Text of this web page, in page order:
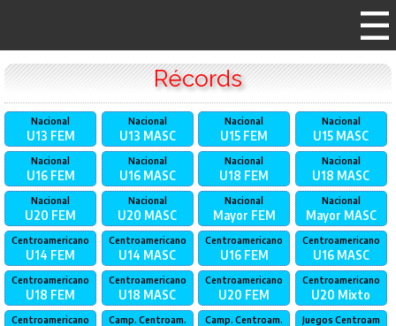
Récords
Nacional
U13 FEM
Nacional
U13 MASC
Nacional
U15 FEM
Nacional
U15 MASC
Nacional
U16 FEM
Nacional
U16 MASC
Nacional
U18 FEM
Nacional
U18 MASC
Nacional
U20 FEM
Nacional
U20 MASC
Nacional
Mayor FEM
Nacional
Mayor MASC
Centroamericano
U14 FEM
Centroamericano
U14 MASC
Centroamericano
U16 FEM
Centroamericano
U16 MASC
Centroamericano
U18 FEM
Centroamericano
U18 MASC
Centroamericano
U20 FEM
Centroamericano
U20 Mixto
Centroamericano Camp. Centroam. Camp. Centroam. Juegos Centroam